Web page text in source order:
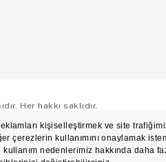
Her hakkı saklıdır.
İşlem Rehberi Çerez Politikası Çerez